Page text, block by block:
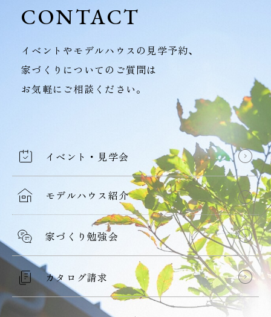
CONTACT
イベントやモデルハウスの見学予約、
家づくりについてのご質問は
お気軽にご相談ください。
イベント・見学会
モデルハウス紹介
家づくり勉強会
カタログ請求